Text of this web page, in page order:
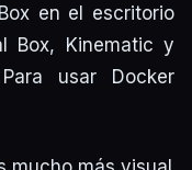
en el escritorio
Box, Kinematic y
usar Docker